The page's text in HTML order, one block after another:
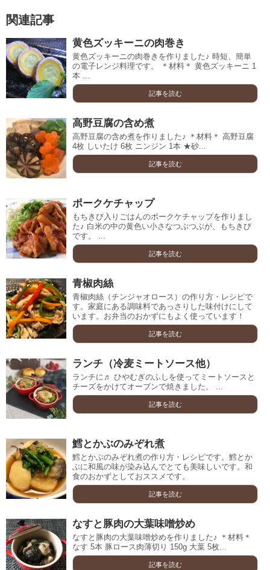
関連記事
黄色ズッキーニの肉巻き
黄色ズッキーニの肉巻きを作りました♪ 時短、簡単
の電子レンジ料理です。 ＊材料＊ 黄色ズッキーニ 1
本 ...
記事を読む
高野豆腐の含め煮
高野豆腐の含め煮を作りました♪ ＊材料＊ 高野豆腐
4枚 しいたけ 6枚 ニンジン 1本 ★砂...
記事を読む
ポークケチャップ
もちきび入りごはんのポークケチャップを作りまし
た♪ 白米の中の黄色い小さなつぶつぶが、もちきび
です。 ...
記事を読む
青椒肉絲
青椒肉絲（チンジャオロース）の作り方・レシピで
す。家庭にある調味料であっさりした味付けにして
います。お弁当のおかずにもよく使っています！
記事を読む
ランチ（冷麦ミートソース他）
ランチに♬ ひやむぎのふしを使ってミートソースと
チーズをかけてオーブンで焼きました。 ...
記事を読む
鱈とかぶのみぞれ煮
鱈とかぶのみぞれ煮の作り方・レシピです。鱈とか
ぶに和風の味が染み込んでとても美味しいです。和
食のおかずとしておススメです。
記事を読む
なすと豚肉の大葉味噌炒め
なすと豚肉の大葉味噌炒めを作りました♪ ＊材料＊
なす 5本 豚ロース肉薄切り 150g 大葉 5枚...
記事を読む